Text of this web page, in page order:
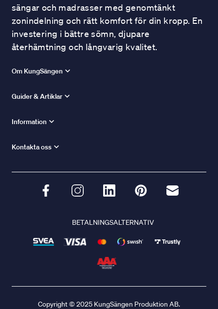
sängar och madrasser med genomtänkt
zonindelning och rätt komfort för din kropp. En
investering i bättre sömn, djupare
återhämtning och långvarig kvalitet.
Om KungSängen
Guider & Artiklar
Information
Kontakta oss
BETALNINGSALTERNATIV
Copyright © 2025 KungSängen Produktion AB.